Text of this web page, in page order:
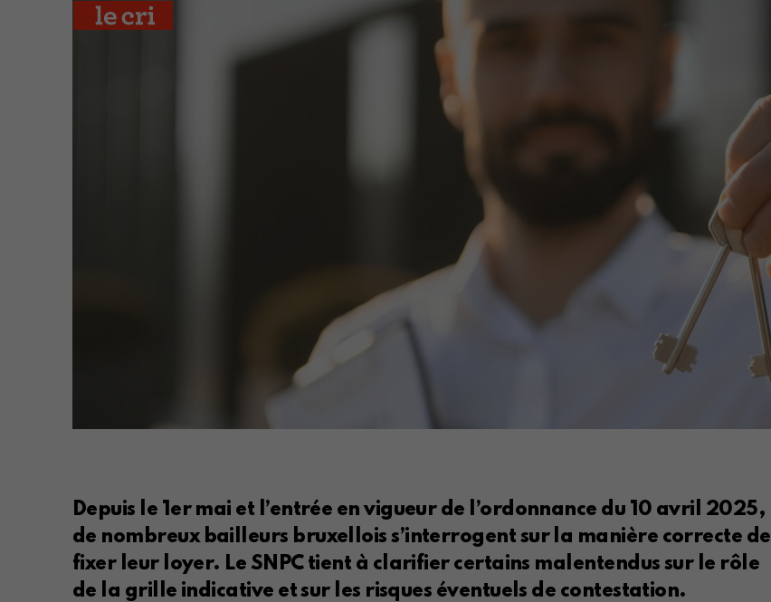
Depuis le 1er mai et l’entrée en vigueur de l’ordonnance du 10 avril 2025,
de nombreux bailleurs bruxellois s’interrogent sur la manière correcte de
fixer leur loyer. Le SNPC tient à clarifier certains malentendus sur le rôle
de la grille indicative et sur les risques éventuels de contestation.